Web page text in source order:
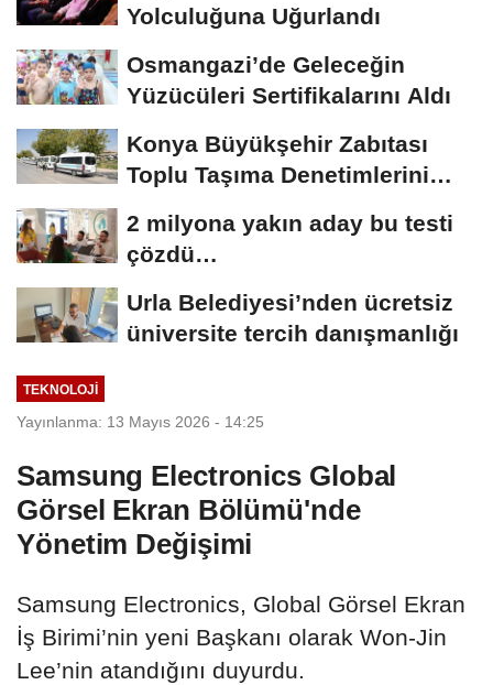
Yolculuğuna Uğurlandı
Osmangazi’de Geleceğin
Yüzücüleri Sertifikalarını Aldı
Konya Büyükşehir Zabıtası
Toplu Taşıma Denetimlerini
2 milyona yakın aday bu testi
çözdü…
Urla Belediyesi’nden ücretsiz
üniversite tercih danışmanlığı
TEKNOLOJİ
Yayınlanma: 13 Mayıs 2026 - 14:25
Samsung Electronics Global
Görsel Ekran Bölümü'nde
Yönetim Değişimi
Samsung Electronics, Global Görsel Ekran
İş Birimi’nin yeni Başkanı olarak Won-Jin
Lee’nin atandığını duyurdu.